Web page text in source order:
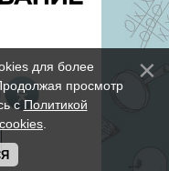
для более
просмотр
сПолитикой